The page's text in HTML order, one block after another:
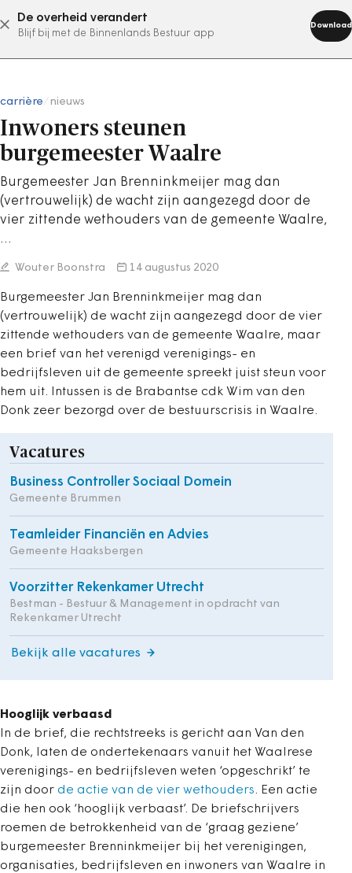
De overheid verandert
Blijf bij met de Binnenlands Bestuur app
Download
abonneer nu
carrière nieuws
Inwoners steunen
burgemeester Waalre
Burgemeester Jan Brenninkmeijer mag dan
(vertrouwelijk) de wacht zijn aangezegd door de
vier zittende wethouders van de gemeente Waalre,
…
Wouter Boonstra 14 augustus 2020
Burgemeester Jan Brenninkmeijer mag dan
(vertrouwelijk) de wacht zijn aangezegd door de vier
zittende wethouders van de gemeente Waalre, maar
een brief van het verenigd verenigings- en
bedrijfsleven uit de gemeente spreekt juist steun voor
hem uit. Intussen is de Brabantse cdk Wim van den
Donk zeer bezorgd over de bestuurscrisis in Waalre.
Vacatures
Business Controller Sociaal Domein
Gemeente Brummen
Teamleider Financiën en Advies
Gemeente Haaksbergen
Voorzitter Rekenkamer Utrecht
Bestman - Bestuur & Management in opdracht van
Rekenkamer Utrecht
Bekijk alle vacatures
Hooglijk verbaasd
In de brief, die rechtstreeks is gericht aan Van den
Donk, laten de ondertekenaars vanuit het Waalrese
verenigings- en bedrijfsleven weten ‘opgeschrikt’ te
zijn door de actie van de vier wethouders. Een actie
die hen ook ‘hooglijk verbaast’. De briefschrijvers
roemen de betrokkenheid van de ‘graag geziene’
burgemeester Brenninkmeijer bij het verenigingen,
organisaties, bedrijfsleven en inwoners van Waalre in